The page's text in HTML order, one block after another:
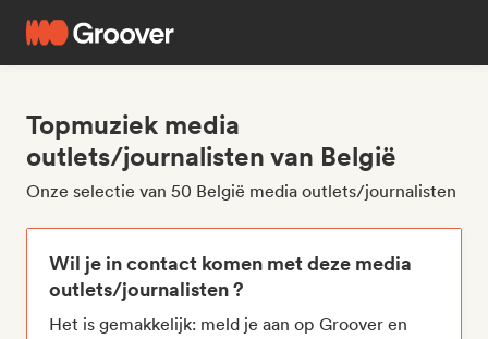
Topmuziek media
outlets/journalisten van België
Onze selectie van 50 België media outlets/journalisten
Wil je in contact komen met deze media
outlets/journalisten ?
Het is gemakkelijk: meld je aan op Groover en